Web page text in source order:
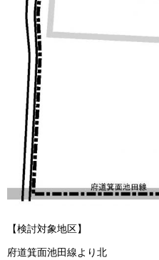
【検討対象地区】
府道箕面池田線より北